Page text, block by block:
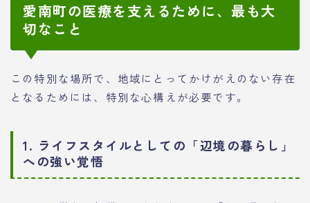
愛南町の医療を支えるために、最も大
切なこと
この特別な場所で、地域にとってかけがえのない存在
となるためには、特別な心構えが必要です。
1. ライフスタイルとしての「辺境の暮らし」
への強い覚悟